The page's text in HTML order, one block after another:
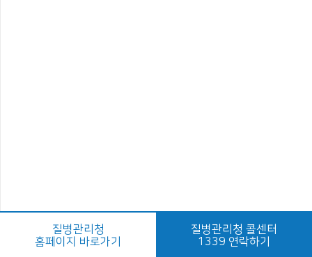
질병관리청
홈페이지 바로가기
질병관리청 콜센터
1339 연락하기